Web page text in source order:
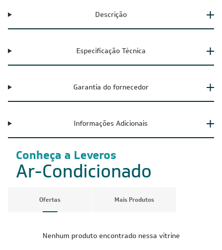
Descrição
Especificação Técnica
Garantia do fornecedor
Informações Adicionais
Conheça a Leveros
Ar-Condicionado
Ofertas Mais Produtos
Nenhum produto encontrado nessa vitrine